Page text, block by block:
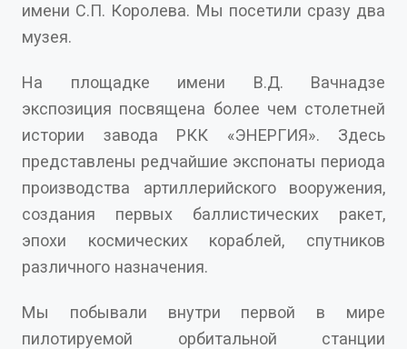
имени С.П. Королева. Мы посетили сразу два
музея.
На площадке имени В.Д. Вачнадзе
экспозиция посвящена более чем столетней
истории завода РКК «ЭНЕРГИЯ». Здесь
представлены редчайшие экспонаты периода
производства артиллерийского вооружения,
создания первых баллистических ракет,
эпохи космических кораблей, спутников
различного назначения.
Мы побывали внутри первой в мире
пилотируемой орбитальной станции